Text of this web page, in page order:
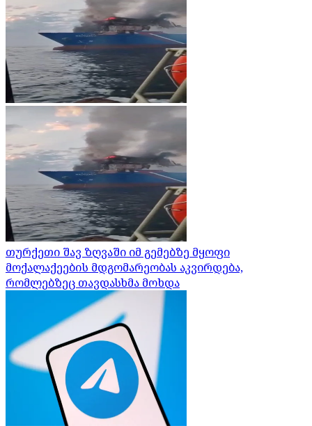
თურქეთი შავ ზღვაში იმ გემებზე მყოფი
მოქალაქეების მდგომარეობას აკვირდება,
რომლებზეც თავდასხმა მოხდა